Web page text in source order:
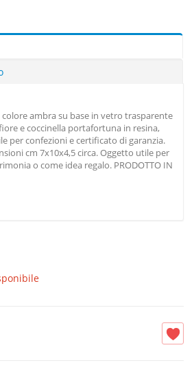
ambra su base in vetro trasparente
e coccinella portafortuna in resina,
per confezioni e certificato di garanzia.
cm 7x10x4,5 circa. Oggetto utile per
o come idea regalo. PRODOTTO IN